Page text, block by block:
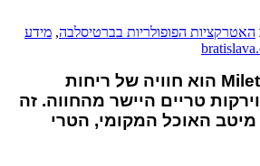
האטרקציות הפופולריות בברטיסלבה, מידע
הביקור בשוק Miletička הוא חוויה של ריחות
טריים היישר מהחווה. זה
האוכל המקומי, הטרי